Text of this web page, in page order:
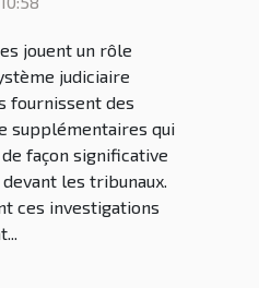
jouent un rôle
judiciaire
fournissent des
supplémentaires qui
façon significative
devant les tribunaux.
ces investigations